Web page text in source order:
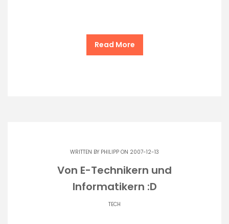
Read More
WRITTEN BY PHILIPP ON 2007-12-13
Von E-Technikern und
Informatikern :D
TECH